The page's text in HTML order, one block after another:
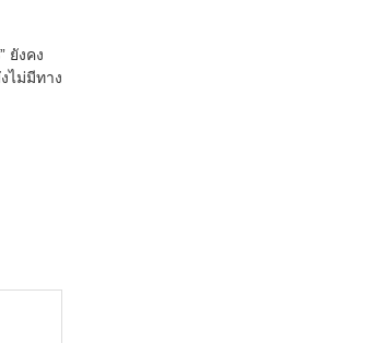
ยังคง
ไม่มีทาง